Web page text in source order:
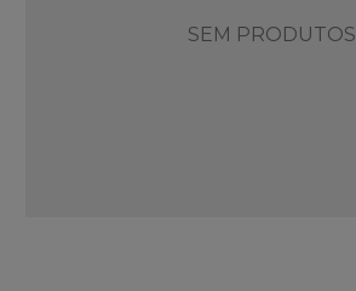
SEM PRODUTOS